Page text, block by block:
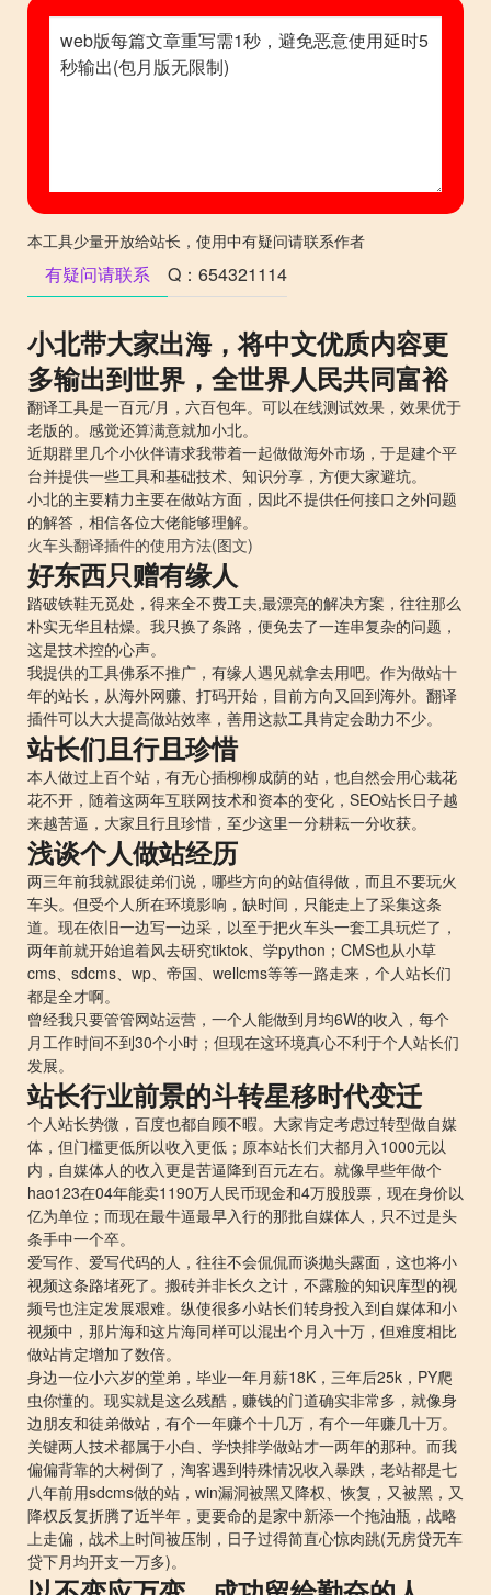
本工具少量开放给站长，使用中有疑问请联系作者
有疑问请联系 Q：654321114
小北带大家出海，将中文优质内容更
多输出到世界，全世界人民共同富裕
翻译工具是一百元/月，六百包年。可以在线测试效果，效果优于
老版的。感觉还算满意就加小北。
近期群里几个小伙伴请求我带着一起做做海外市场，于是建个平
台并提供一些工具和基础技术、知识分享，方便大家避坑。
小北的主要精力主要在做站方面，因此不提供任何接口之外问题
的解答，相信各位大佬能够理解。
火车头翻译插件的使用方法(图文)
好东西只赠有缘人
踏破铁鞋无觅处，得来全不费工夫,最漂亮的解决方案，往往那么
朴实无华且枯燥。我只换了条路，便免去了一连串复杂的问题，
这是技术控的心声。
我提供的工具佛系不推广，有缘人遇见就拿去用吧。作为做站十
年的站长，从海外网赚、打码开始，目前方向又回到海外。翻译
插件可以大大提高做站效率，善用这款工具肯定会助力不少。
站长们且行且珍惜
本人做过上百个站，有无心插柳柳成荫的站，也自然会用心栽花
花不开，随着这两年互联网技术和资本的变化，SEO站长日子越
来越苦逼，大家且行且珍惜，至少这里一分耕耘一分收获。
浅谈个人做站经历
两三年前我就跟徒弟们说，哪些方向的站值得做，而且不要玩火
车头。但受个人所在环境影响，缺时间，只能走上了采集这条
道。现在依旧一边写一边采，以至于把火车头一套工具玩烂了，
两年前就开始追着风去研究tiktok、学python；CMS也从小草
cms、sdcms、wp、帝国、wellcms等等一路走来，个人站长们
都是全才啊。
曾经我只要管管网站运营，一个人能做到月均6W的收入，每个
月工作时间不到30个小时；但现在这环境真心不利于个人站长们
发展。
站长行业前景的斗转星移时代变迁
个人站长势微，百度也都自顾不暇。大家肯定考虑过转型做自媒
体，但门槛更低所以收入更低；原本站长们大都月入1000元以
内，自媒体人的收入更是苦逼降到百元左右。就像早些年做个
hao123在04年能卖1190万人民币现金和4万股股票，现在身价以
亿为单位；而现在最牛逼最早入行的那批自媒体人，只不过是头
条手中一个卒。
爱写作、爱写代码的人，往往不会侃侃而谈抛头露面，这也将小
视频这条路堵死了。搬砖并非长久之计，不露脸的知识库型的视
频号也注定发展艰难。纵使很多小站长们转身投入到自媒体和小
视频中，那片海和这片海同样可以混出个月入十万，但难度相比
做站肯定增加了数倍。
身边一位小六岁的堂弟，毕业一年月薪18K，三年后25k，PY爬
虫你懂的。现实就是这么残酷，赚钱的门道确实非常多，就像身
边朋友和徒弟做站，有个一年赚个十几万，有个一年赚几十万。
关键两人技术都属于小白、学快排学做站才一两年的那种。而我
偏偏背靠的大树倒了，淘客遇到特殊情况收入暴跌，老站都是七
八年前用sdcms做的站，win漏洞被黑又降权、恢复，又被黑，又
降权反复折腾了近半年，更要命的是家中新添一个拖油瓶，战略
上走偏，战术上时间被压制，日子过得简直心惊肉跳(无房贷无车
贷下月均开支一万多)。